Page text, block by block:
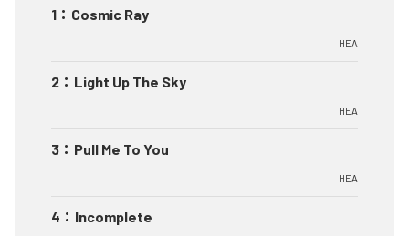
1 ： Cosmic Ray
HEA
2 ： Light Up The Sky
HEA
3 ： Pull Me To You
HEA
4 ： Incomplete